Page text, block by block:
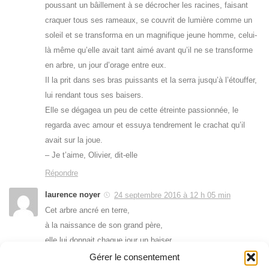
Gérer le consentement
poussant un bâillement à se décrocher les racines, faisant
craquer tous ses rameaux, se couvrit de lumière comme un
soleil et se transforma en un magnifique jeune homme, celui-
là même qu’elle avait tant aimé avant qu’il ne se transforme
en arbre, un jour d’orage entre eux.
Il la prit dans ses bras puissants et la serra jusqu’à l’étouffer,
lui rendant tous ses baisers.
Elle se dégagea un peu de cette étreinte passionnée, le
regarda avec amour et essuya tendrement le crachat qu’il
avait sur la joue.
– Je t’aime, Olivier, dit-elle
Répondre
laurence noyer
24 septembre 2016 à 12 h 05 min
Cet arbre ancré en terre,
à la naissance de son grand père,
elle lui donnait chaque jour un baiser
pour l’arroser.